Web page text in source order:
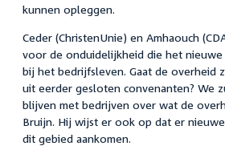
kunnen opleggen.
Ceder (ChristenUnie) en Amhaouch
voor de onduidelijkheid die het nieuwe
bij het bedrijfsleven. Gaat de overheid
uit eerder gesloten convenanten? We
blijven met bedrijven over wat de
Bruijn. Hij wijst er ook op dat er
dit gebied aankomen.